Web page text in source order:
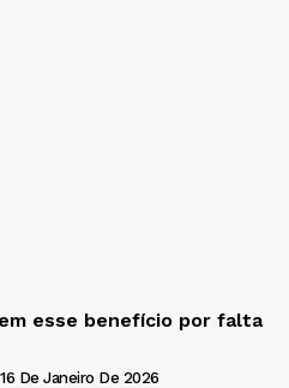
esse benefício por falta
16 De Janeiro De 2026